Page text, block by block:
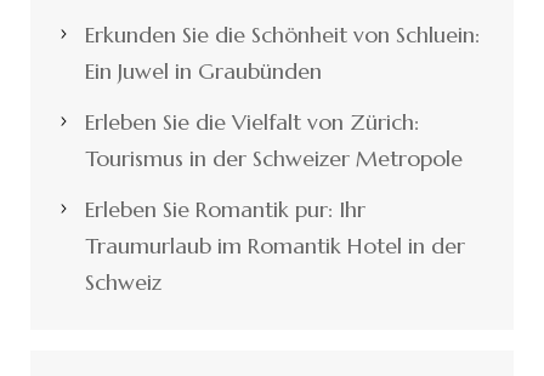
Erkunden Sie die Schönheit von Schluein:
Ein Juwel in Graubünden
Erleben Sie die Vielfalt von Zürich:
Tourismus in der Schweizer Metropole
Erleben Sie Romantik pur: Ihr
Traumurlaub im Romantik Hotel in der
Schweiz